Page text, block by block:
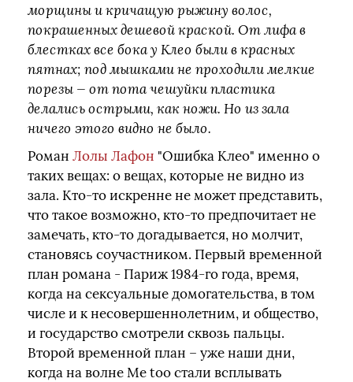
морщины и кричащую рыжину волос,
покрашенных дешевой краской. От лифа в
блестках все бока у Клео были в красных
пятнах; под мышками не проходили мелкие
порезы — от пота чешуйки пластика
делались острыми, как ножи. Но из зала
ничего этого видно не было.
Роман Лолы Лафон "Ошибка Клео" именно о
таких вещах: о вещах, которые не видно из
зала. Кто-то искренне не может представить,
что такое возможно, кто-то предпочитает не
замечать, кто-то догадывается, но молчит,
становясь соучастником. Первый временной
план романа - Париж 1984-го года, время,
когда на сексуальные домогательства, в том
числе и к несовершеннолетним, и общество,
и государство смотрели сквозь пальцы.
Второй временной план – уже наши дни,
когда на волне Me too стали всплывать